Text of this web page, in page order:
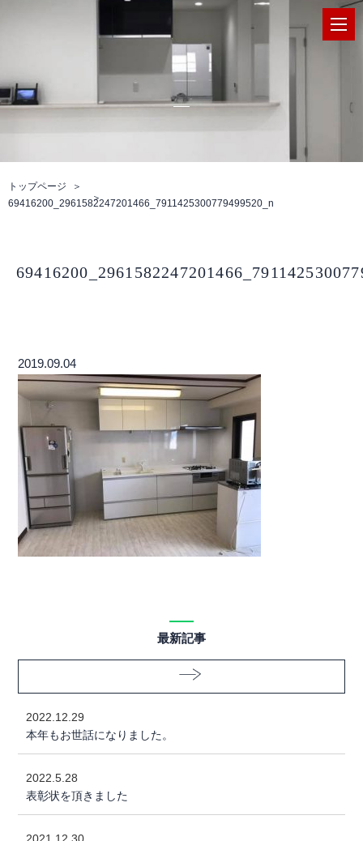
トップページ
69416200_2961582247201466_7911425300779499520_n
2019.09.04
最新記事
2022.12.29
本年もお世話になりました。
2022.5.28
表彰状を頂きました